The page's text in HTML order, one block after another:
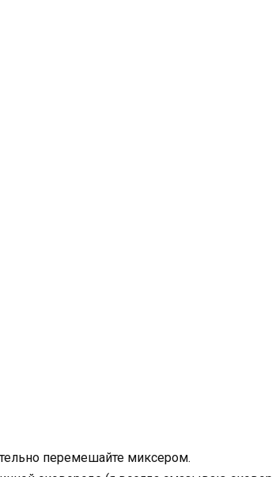
перемешайте миксером.